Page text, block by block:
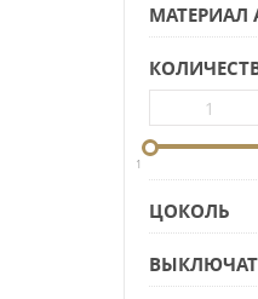
Crystal Lux
De City
DeMarkt
Donolux
EVOLUCE
МАТЕРИАЛ
1
ЦОКОЛЬ